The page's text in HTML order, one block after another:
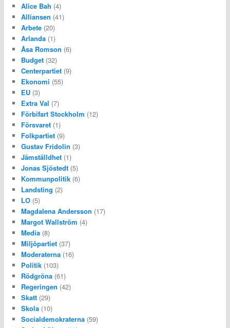
Alice Bah (4)
Alliansen (41)
Arbete(20)
Arlanda(1)
Åsa Romson (6)
Budget(32)
Centerpartiet(9)
Ekonomi (55)
EU(3)
Extra Val (7)
Förbifart Stockholm (12)
Försvaret(1)
Folkpartiet(9)
Gustav Fridolin (3)
Jämställdhet(1)
Jonas Sjöstedt(5)
Kommunpolitik(6)
Landsting (2)
LO(5)
Magdalena Andersson (17)
Margot Wallström (4)
Media(8)
Miljöpartiet(37)
Moderaterna(16)
Politik(103)
Rödgröna(61)
Regeringen (42)
Skatt(29)
Skola(10)
Socialdemokraterna(59)